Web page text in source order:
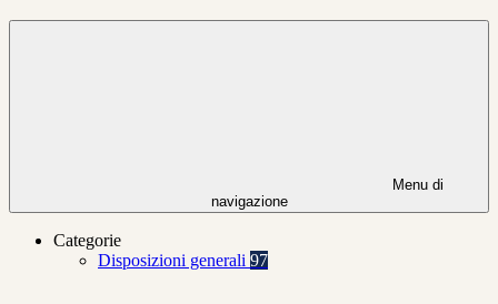
Menu di
navigazione
Categorie
Disposizioni generali 97